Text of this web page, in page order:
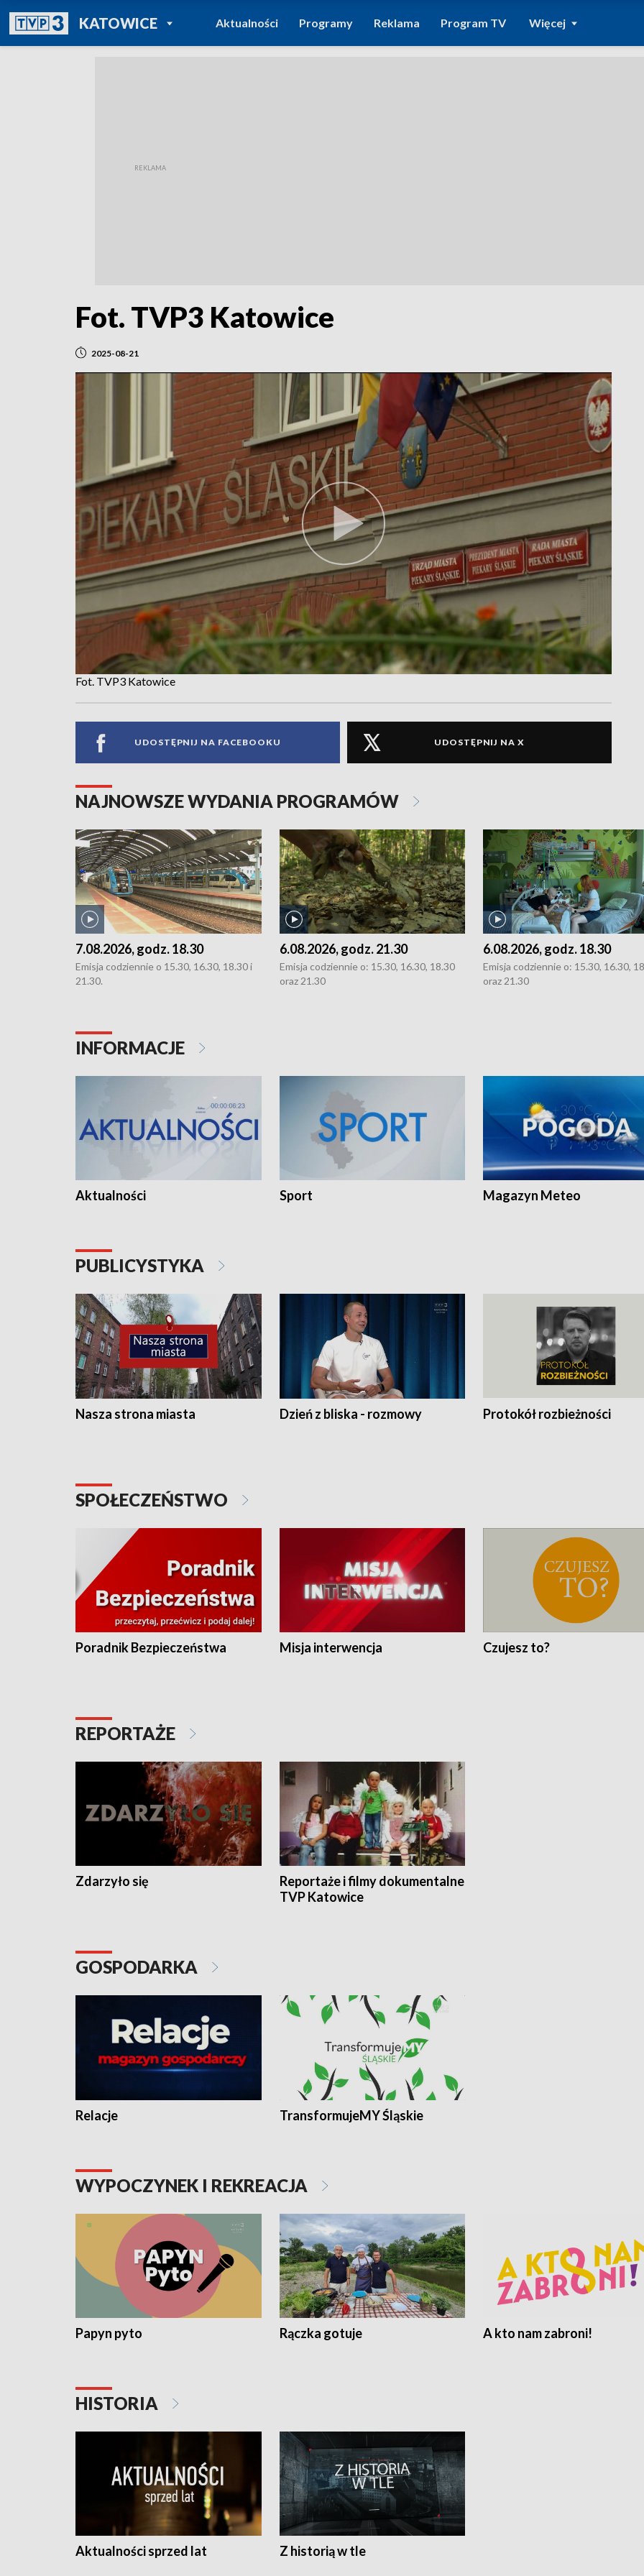
KATOWICEPOWRÓT DO
TVP REGIONY
Aktualności Programy Reklama Program TV Więcej
Fot. TVP3 Katowice
2025-08-21
Fot. TVP3 Katowice
UDOSTĘPNIJ NA FACEBOOKU UDOSTĘPNIJ NA X
NAJNOWSZE WYDANIA PROGRAMÓW
7.08.2026, godz. 18.30
Emisja codziennie o 15.30, 16.30, 18.30 i
21.30.
6.08.2026, godz. 21.30
Emisja codziennie o: 15.30, 16.30, 18.30
oraz 21.30
6.08.2026, godz. 18.30
Emisja codziennie o: 15.30, 16.30,
oraz 21.30
INFORMACJE
Aktualności Sport Magazyn Meteo
PUBLICYSTYKA
Nasza strona miasta Dzień z bliska - rozmowy Protokół rozbieżności
SPOŁECZEŃSTWO
Poradnik Bezpieczeństwa Misja interwencja Czujesz to?
REPORTAŻE
Zdarzyło się
Reportaże i filmy dokumentalne
TVP Katowice
GOSPODARKA
Relacje TransformujeMY Śląskie
WYPOCZYNEK I REKREACJA
Papyn pyto Rączka gotuje A kto nam zabroni!
HISTORIA
Aktualności sprzed lat Z historią w tle